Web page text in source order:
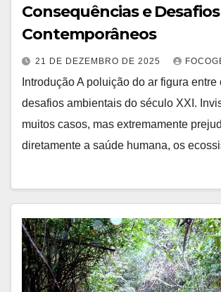
Consequências e Desafios
Contemporâneos
21 DE DEZEMBRO DE 2025
Introdução A poluição do ar figura entre
desafios ambientais do século XXI.
muitos casos, mas extremamente
diretamente a saúde humana, os